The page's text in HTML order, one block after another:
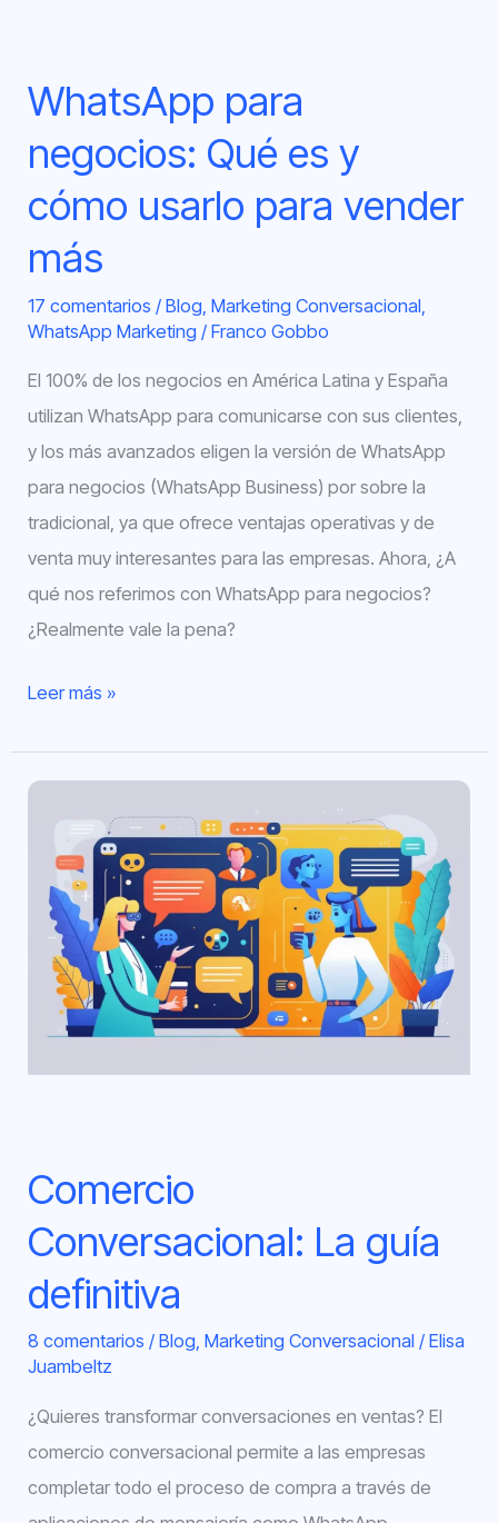
WhatsApp para
negocios: Qué es y
cómo usarlo para vender
más
17 comentarios /Blog ,Marketing Conversacional
WhatsApp Marketing /Franco Gobbo
El 100% de los negocios en América Latina y España
utilizan WhatsApp para comunicarse con sus clientes,
y los más avanzados eligen la versión de WhatsApp
para negocios (WhatsApp Business) por sobre la
tradicional, ya que ofrece ventajas operativas y de
venta muy interesantes para las empresas. Ahora, ¿A
qué nos referimos con WhatsApp para negocios?
¿Realmente vale la pena?
vender
Leer más »
Comercio
Conversacional: La guía
definitiva
8 comentarios /Blog,Marketing Conversacional /Elisa
Juambeltz
¿Quieres transformar conversaciones en ventas? El
comercio conversacional permite a las empresas
completar todo el proceso de compra a través de
Comercio
Conversacional:
guía
definitiva